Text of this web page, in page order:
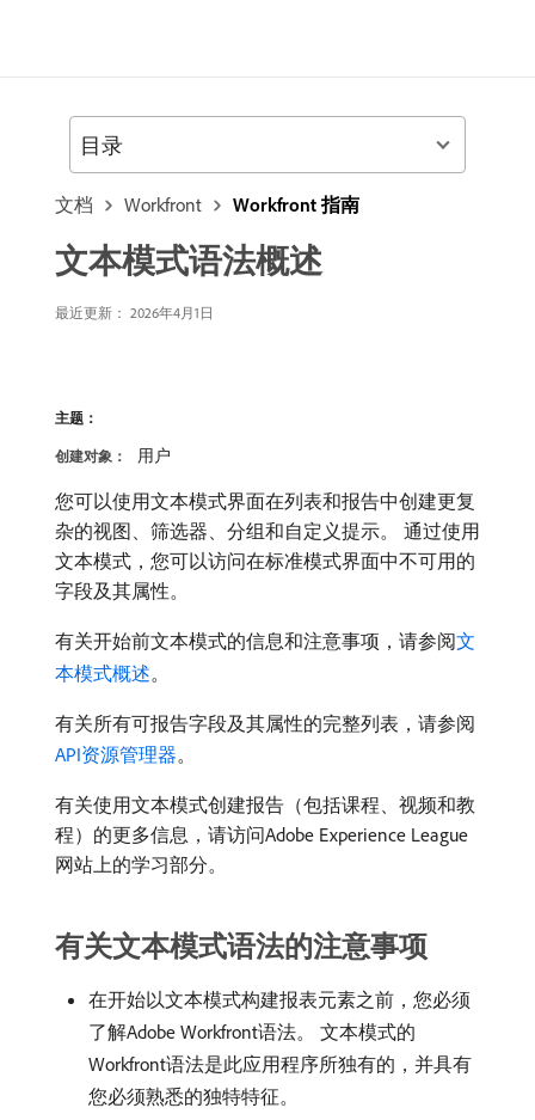
文档 Workfront Workfront 指南
文本模式语法概述
最近更新： 2026年4月1日
主题：
创建对象： 用户
您可以使用文本模式界面在列表和报告中创建更复
杂的视图、筛选器、分组和自定义提示。 通过使用
文本模式，您可以访问在标准模式界面中不可用的
字段及其属性。
有关开始前文本模式的信息和注意事项，请参阅文
本模式概述。
有关所有可报告字段及其属性的完整列表，请参阅
API资源管理器。
有关使用文本模式创建报告（包括课程、视频和教
程）的更多信息，请访问Adobe Experience League
网站上的学习部分。
有关文本模式语法的注意事项
在开始以文本模式构建报表元素之前，您必须
了解Adobe Workfront语法。 文本模式的
Workfront语法是此应用程序所独有的，并具有
您必须熟悉的独特特征。
目录